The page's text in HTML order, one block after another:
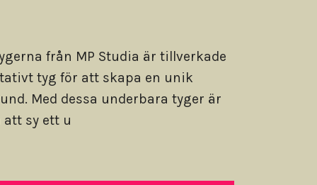
från MP Studia är tillverkade
tyg för att skapa en unik
Med dessa underbara tyger är
att sy ett u